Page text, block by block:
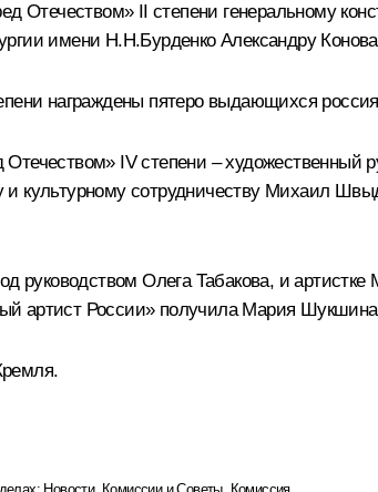
Отечеством» II степени генеральному
имени Н.Н.Бурденко Александру
награждены пятеро выдающихся
IV степени – художественный
и культурному сотрудничеству Михаил
руководством Олега Табакова, и
артист России»получила Мария